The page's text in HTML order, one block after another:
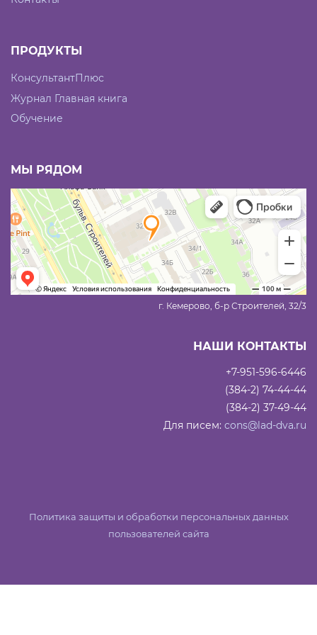
ПРОДУКТЫ
КонсультантПлюс
Журнал Главная книга
Обучение
МЫ РЯДОМ
г. Кемерово, б-р Строителей, 32/3
НАШИ КОНТАКТЫ
+7-951-596-6446
(384-2) 74-44-44
(384-2) 37-49-44
Для писем: cons@lad-dva.ru
Политика защиты и обработки персональных данных
пользователей сайта